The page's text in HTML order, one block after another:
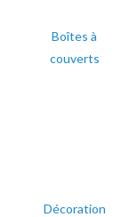
Boîtes à
couverts
Décoration